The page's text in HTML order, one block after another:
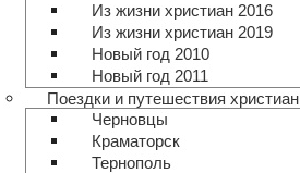
Из жизни христиан 2016
Из жизни христиан 2019
Новый год 2010
Новый год 2011
Поездки и путешествия христиан
Черновцы
Краматорск
Тернополь